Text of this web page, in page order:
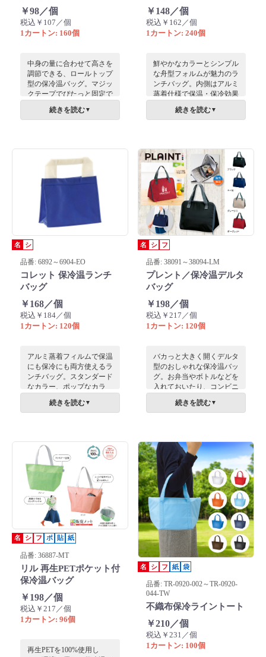
￥98／個
税込￥107／個
1カートン: 160個
中身の量に合わせて高さを
調節できる、ロールトップ
型の保冷温バッグ。マジッ
クテープでぴたっと固定で
ルムで温度をキープ。パス
続きを読む▼
￥148／個
税込￥162／個
1カートン: 240個
鮮やかなカラーとシンプル
な舟型フォルムが魅力のラ
ンチバッグ。内側はアルミ
蒸着仕様で保温・保冷効果
温度を逃しません。日常使
日愛用してもらえる実用性
抜群のプレミアムノベルテ
ィです。※名入れ印刷に関
しての詳細はお気軽にお問
い合わせください。
続きを読む▼
名 シ
品番: 6892～6904-EO
コレット 保冷温ランチ
バッグ
￥168／個
税込￥184／個
1カートン: 120個
アルミ蒸着フィルムで保温
にも保冷にも両方使えるラ
ンチバッグ。スタンダード
なカラー、ポップなカラ
ー、シックなカラーの選べ
る10色をご用意いたしまし
続きを読む▼
名 シ フ
品番: 38091～38094-LM
プレント／保冷温デルタ
バッグ
￥198／個
税込￥217／個
1カートン: 120個
バカっと大きく開くデルタ
型のおしゃれな保冷温バッ
グ。お弁当やボトルなどを
入れておいたり、コンビニ
などちょっとした買い物の
際のエコバッグにしたり。
続きを読む▼
名 シ フ ポ 貼 紙
品番: 36887-MT
リル 再生PETポケット付
保冷温バッグ
￥198／個
税込￥217／個
1カートン: 96個
再生PETを100%使用し
名 シ フ 紙 袋
品番: TR-0920-002～TR-0920-
044-TW
不織布保冷ライントート
￥210／個
税込￥231／個
1カートン: 100個